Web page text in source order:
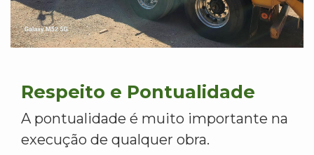
Respeito e Pontualidade
A pontualidade é muito importante na
execução de qualquer obra.